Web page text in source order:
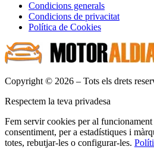
Condicions generals
Condicions de privacitat
Política de Cookies
Copyright © 2026 – Tots els drets
Respectem la teva privadesa
Fem servir cookies per al
consentiment, per a estadístiques i
totes, rebutjar-les o configurar-les.